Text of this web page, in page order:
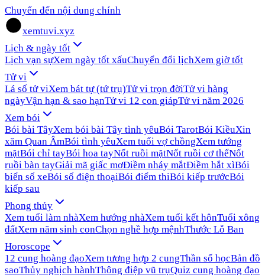
Chuyển đến nội dung chính
xemtuvi.xyz
Lịch & ngày tốt
Lịch vạn sựXem ngày tốt xấuChuyển đổi lịchXem giờ tốt
Tử vi
Lá số tử viXem bát tự (tứ trụ)Tử vi trọn đờiTử vi hàng
ngàyVận hạn & sao hạnTử vi 12 con giápTử vi năm 2026
Xem bói
Bói bài TâyXem bói bài Tây tình yêuBói TarotBói KiềuXin
xăm Quan ÂmBói tình yêuXem tuổi vợ chồngXem tướng
mặtBói chỉ tayBói hoa tayNốt ruồi mặtNốt ruồi cơ thểNốt
ruồi bàn tayGiải mã giấc mơĐiềm nháy mắtĐiềm hắt xìBói
biển số xeBói số điện thoạiBói điểm thiBói kiếp trướcBói
kiếp sau
Phong thủy
Xem tuổi làm nhàXem hướng nhàXem tuổi kết hônTuổi xông
đấtXem năm sinh conChọn nghề hợp mệnhThước Lỗ Ban
Horoscope
12 cung hoàng đạoXem tương hợp 2 cungThần số họcBản đồ
saoThủy nghịch hànhThông điệp vũ trụQuiz cung hoàng đạo